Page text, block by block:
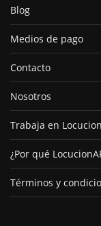
Blog
Medios de pago
Contacto
Nosotros
Trabaja en
¿Por qué
Términos y